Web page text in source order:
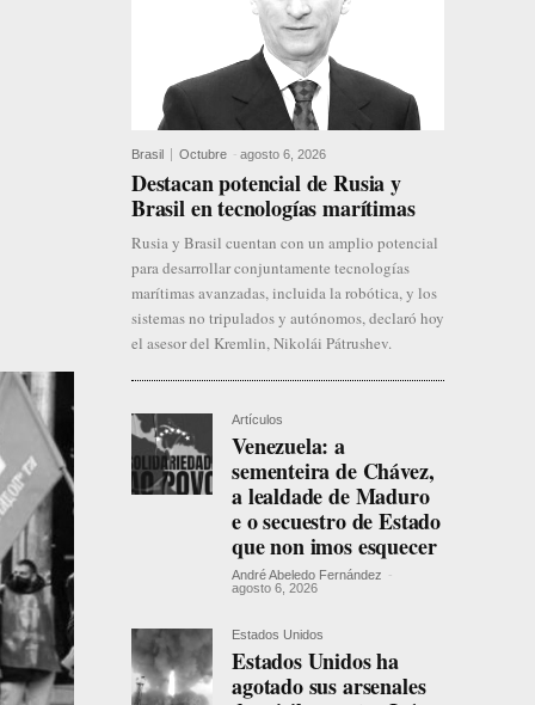
Brasil Octubre - agosto 6, 2026
Destacan potencial de Rusia y
Brasil en tecnologías marítimas
Rusia y Brasil cuentan con un amplio potencial
para desarrollar conjuntamente tecnologías
marítimas avanzadas, incluida la robótica, y los
sistemas no tripulados y autónomos, declaró hoy
el asesor del Kremlin, Nikolái Pátrushev.
Artículos
Venezuela: a
sementeira de Chávez,
a lealdade de Maduro
e o secuestro de Estado
que non imos esquecer
André Abeledo Fernández -
agosto 6, 2026
Estados Unidos
Estados Unidos ha
agotado sus arsenales